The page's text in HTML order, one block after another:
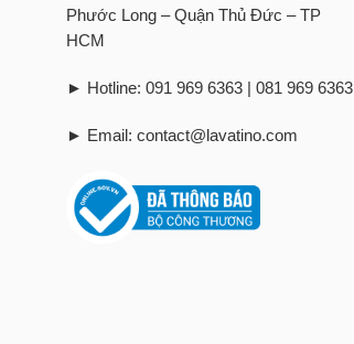
Phước Long – Quận Thủ Đức – TP
HCM
► Hotline: 091 969 6363 | 081 969 6363
► Email: contact@lavatino.com